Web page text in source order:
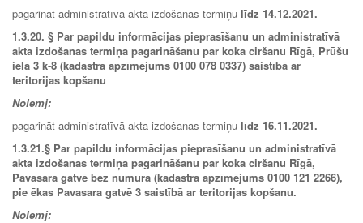
pagarināt administratīvā akta izdošanas termiņu līdz 14.12.2021.
1.3.20. § Par papildu informācijas pieprasīšanu un administratīvā
akta izdošanas termiņa pagarināšanu par koka ciršanu Rīgā, Prūšu
ielā 3 k-8 (kadastra apzīmējums 0100 078 0337) saistībā ar
teritorijas kopšanu
Nolemj:
pagarināt administratīvā akta izdošanas termiņu līdz 16.11.2021.
1.3.21.§ Par papildu informācijas pieprasīšanu un administratīvā
akta izdošanas termiņa pagarināšanu par koka ciršanu Rīgā,
Pavasara gatvē bez numura (kadastra apzīmējums 0100 121 2266),
pie ēkas Pavasara gatvē 3 saistībā ar teritorijas kopšanu.
Nolemj: